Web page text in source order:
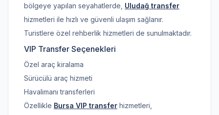
bölgeye yapılan seyahatlerde, Uludağ transfer
hizmetleri ile hızlı ve güvenli ulaşım sağlanır.
Turistlere özel rehberlik hizmetleri de sunulmaktadır.
VIP Transfer Seçenekleri
Özel araç kiralama
Sürücülü araç hizmeti
Havalimanı transferleri
Özellikle Bursa VIP transfer hizmetleri,